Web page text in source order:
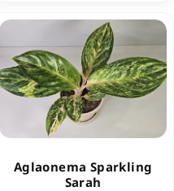
Aglaonema Sparkling
Sarah